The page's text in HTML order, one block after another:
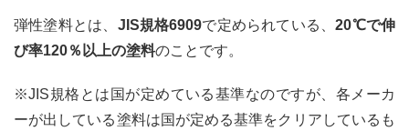
る塗
料
弾性
塗料
はク
弾性塗料とは、 JIS規格6909で定められている、20℃で伸
び率120％以上の塗料のことです。
※JIS規格とは国が定めている基準なのですが、各メーカ
ーが出している塗料は国が定める基準をクリアしているも